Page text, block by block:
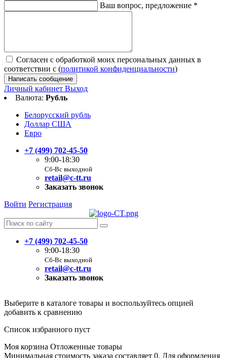
Ваш вопрос, предложение *
Согласен с обработкой моих персональных данных в
соответствии с (политикой конфиденциальности)
Написать сообщение
Личный кабинет Выход
Валюта: Рубль
Белорусский рубль
Доллар США
Евро
+7 (499) 702-45-50
9:00-18:30
Сб-Вс выходной
retail@c-tt.ru
Заказать звонок
Войти Регистрация
+7 (499) 702-45-50
9:00-18:30
Сб-Вс выходной
retail@c-tt.ru
Заказать звонок
Выберите в каталоге товары и воспользуйтесь опцией
добавить к сравнению
Список избранного пуст
Моя корзина Отложенные товары
Минимальная стоимость заказа составляет 0. Для оформления